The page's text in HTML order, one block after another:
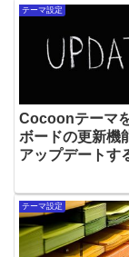
テーマ設定
Cocoonテーマ
ボードの更新機
アップデートす
テーマ設定